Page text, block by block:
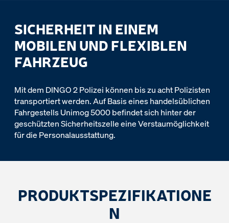
SICHERHEIT IN EINEM
MOBILEN UND FLEXIBLEN
FAHRZEUG
Mit dem DINGO 2 Polizei können bis zu acht Polizisten
transportiert werden. Auf Basis eines handelsüblichen
Fahrgestells Unimog 5000 befindet sich hinter der
geschützten Sicherheitszelle eine Verstaumöglichkeit
für die Personalausstattung.
PRODUKTSPEZIFIKATIONE
N